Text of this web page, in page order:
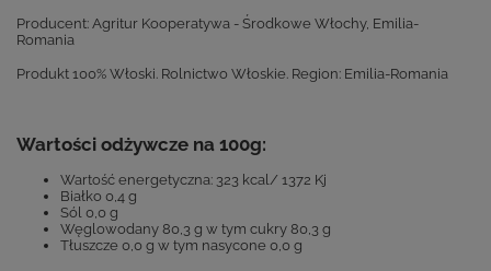
Producent: Agritur Kooperatywa - Środkowe Włochy, Emilia-
Romania
Produkt 100% Włoski. Rolnictwo Włoskie. Region: Emilia-Romania
Wartości odżywcze na 100g:
Wartość energetyczna: 323 kcal/ 1372 Kj
Białko 0,4 g
Sól 0,0 g
Węglowodany 80,3 g w tym cukry 80,3 g
Tłuszcze 0,0 g w tym nasycone 0,0 g